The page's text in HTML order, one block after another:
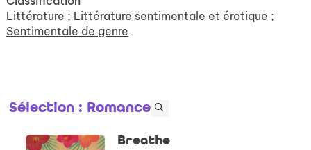
Littérature ; Littérature sentimentale et érotique ;
Sentimentale de genre
Sélection : Romance
Breathe